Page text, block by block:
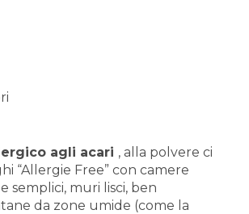
agli acari , alla polvere ci
“Allergie Free” con camere
semplici, muri lisci, ben
da zone umide (come la